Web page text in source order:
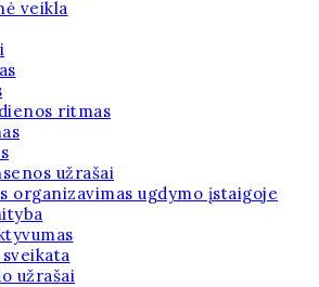
veikla
ritmas
užrašai
organizavimas ugdymo įstaigoje
užrašai